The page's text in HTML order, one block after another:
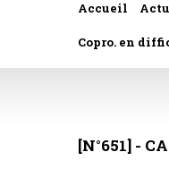
Accueil
Copro. en
[N°651] -